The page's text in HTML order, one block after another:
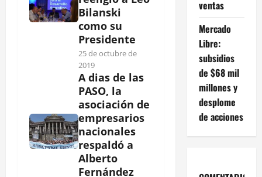
Bilanski
como su
Presidente
25 de octubre de
2019
A dias de las
PASO, la
asociación de
empresarios
nacionales
respaldó a
Alberto
Fernández
ventas
Mercado
Libre:
subsidios
de $68 mil
millones y
desplome
de acciones